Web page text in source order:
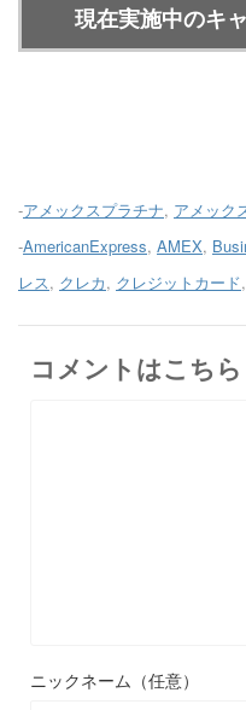
現在実施中のキ
-アメックスプラチナ, アメック
-AmericanExpress, AMEX,
レス, クレカ, クレジットカード,
コメントはこちら
ニックネーム（任意）